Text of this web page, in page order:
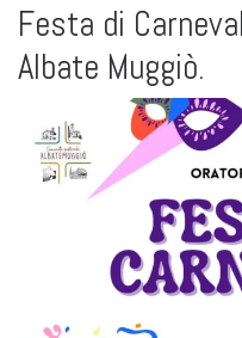
Festa di
Albate Muggiò.